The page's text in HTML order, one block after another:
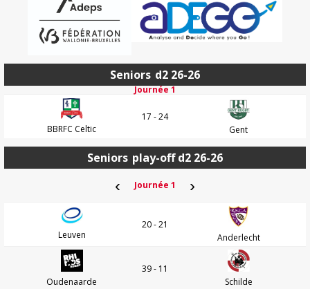
Seniors d2 26-26
Journée 1
BBRFC Celtic
17 - 24
Gent
Seniors play-off d2 26-26
‹ Journée 1 ›
Leuven
20 - 21
Anderlecht
Oudenaarde
39 - 11
Schilde